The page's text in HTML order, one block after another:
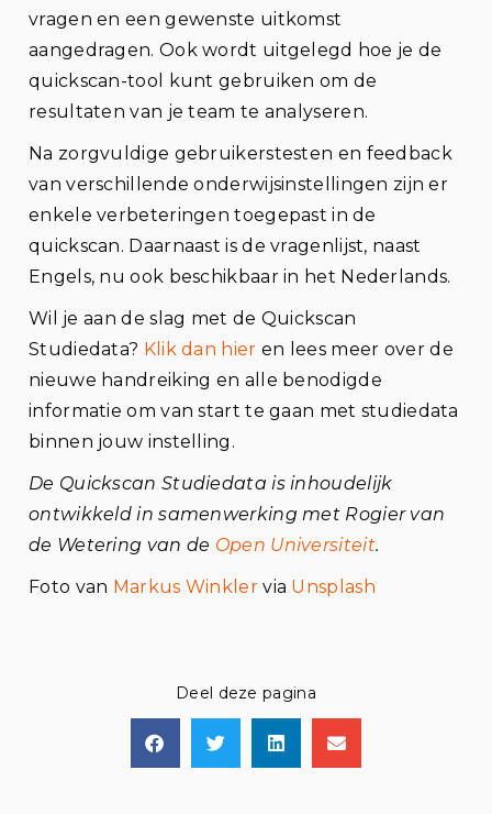
vragen en een gewenste uitkomst
aangedragen. Ook wordt uitgelegd hoe je de
quickscan-tool kunt gebruiken om de
resultaten van je team te analyseren.
Na zorgvuldige gebruikerstesten en feedback
van verschillende onderwijsinstellingen zijn er
enkele verbeteringen toegepast in de
quickscan. Daarnaast is de vragenlijst, naast
Engels, nu ook beschikbaar in het Nederlands.
Wil je aan de slag met de Quickscan
Studiedata? Klik dan hier en lees meer over de
nieuwe handreiking en alle benodigde
informatie om van start te gaan met studiedata
binnen jouw instelling.
De Quickscan Studiedata is inhoudelijk
ontwikkeld in samenwerking met Rogier van
de Wetering van de Open Universiteit.
Foto van Markus Winklervia Unsplash
Deel deze pagina